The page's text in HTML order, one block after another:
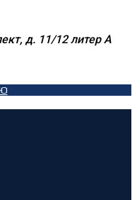
д. 11/12 литер А